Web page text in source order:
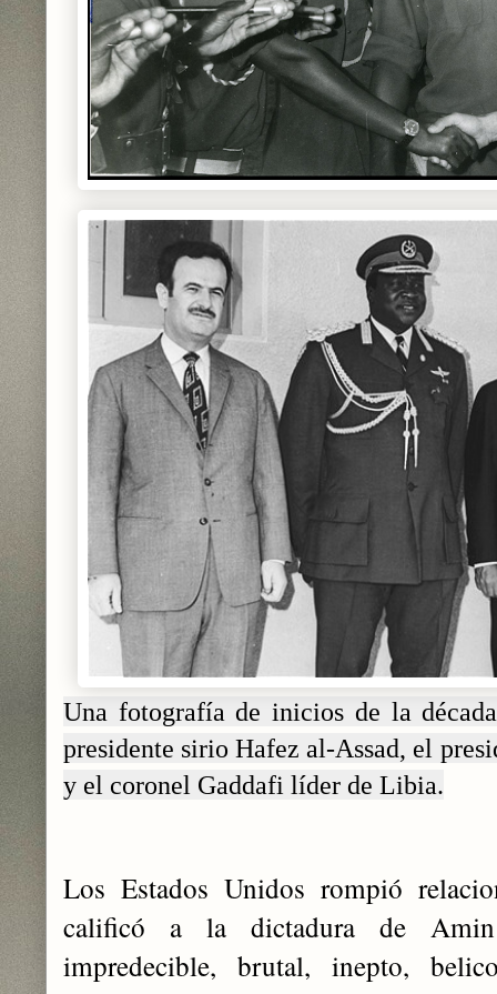
Una fotografía de inicios de la
presidente sirio Hafez al-Assad, el
y el coronel Gaddafi líder de Libia.
Los Estados Unidos rompió
calificó a la dictadura de
impredecible, brutal, inepto,